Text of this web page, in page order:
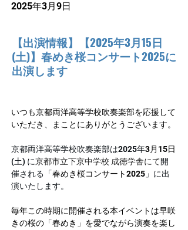
2025年3月9日
【出演情報】【2025年3月15日
(土)】春めき桜コンサート2025に
出演します
いつも京都両洋高等学校吹奏楽部を応援して
いただき、まことにありがとうございます。
京都両洋高等学校吹奏楽部は2025年3月15日
(土) に京都市立下京中学校 成徳学舎にて開
催される「春めき桜コンサート2025 」に出
演いたします。
毎年この時期に開催される本イベントは早咲
きの桜の「春めき」を愛でながら演奏を楽し